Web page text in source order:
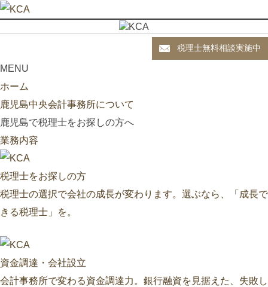
税理士無料相談実施中
MENU
ホーム
鹿児島中央会計事務所について
鹿児島で税理士をお探しの方へ
業務内容
税理士をお探しの方
税理士の選択で会社の成長が変わります。選ぶなら、「成長で
きる税理士」を。
資金調達・会社設立
会計事務所で変わる資金調達力。銀行融資を見据えた、失敗し